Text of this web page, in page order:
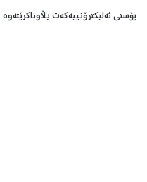
ی
پۆستی ئەلیکترۆنییەکەت بڵاوناکرێتەوە.